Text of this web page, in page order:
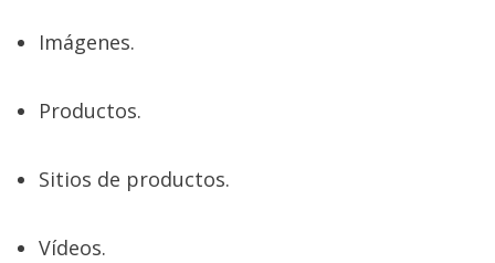
Imágenes.
Productos.
Sitios de productos.
Vídeos.